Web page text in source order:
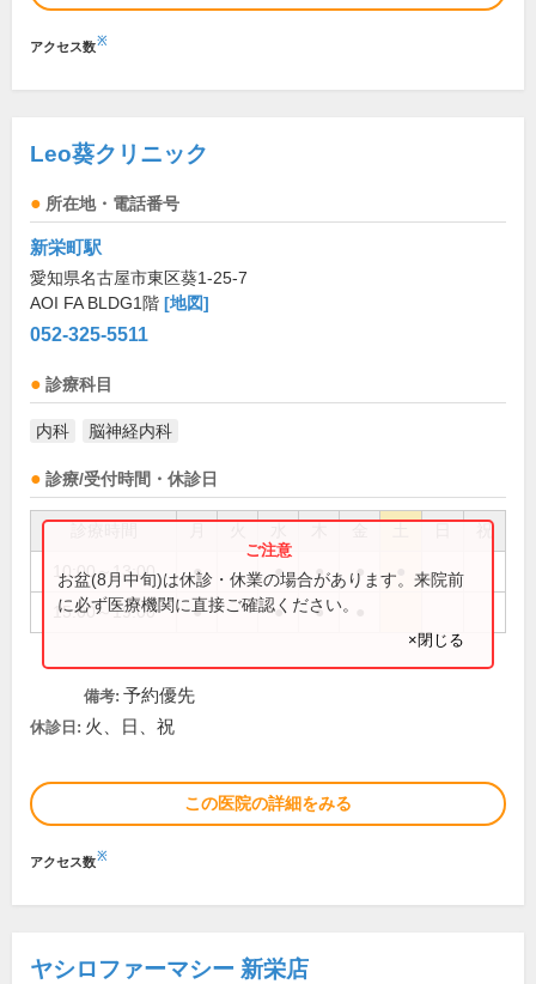
アクセス数※
Leo葵クリニック
所在地・電話番号
新栄町駅
愛知県名古屋市東区葵1-25-7
AOI FA BLDG1階 [地図]
052-325-5511
診療科目
内科 脳神経内科
診療/受付時間・休診日
祝
10:00～13:00 ● ● ● ●
15:00～19:00 ● ● ●
お盆(8月中旬)は休診・休業の場合があります。来院前
に必ず医療機関に直接ご確認ください。
×閉じる
備考: 予約優先
休診日: 火、日、祝
この医院の詳細をみる
アクセス数※
ヤシロファーマシー 新栄店